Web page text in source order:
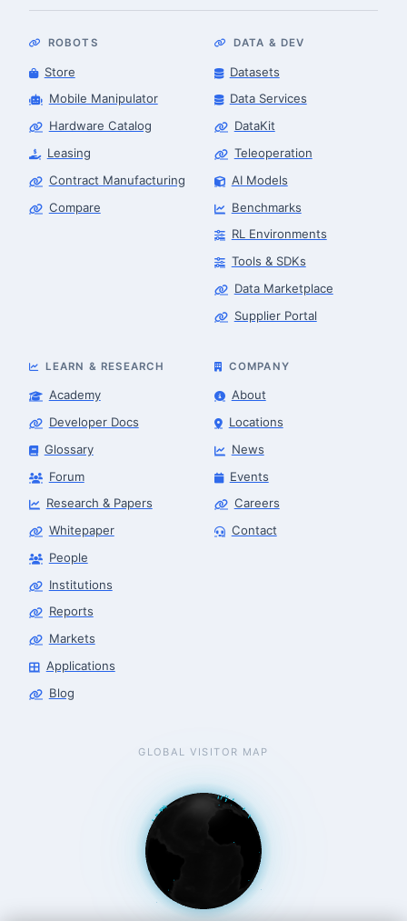
ROBOTS
Store
Mobile Manipulator
Hardware Catalog
Leasing
Contract Manufacturing
Compare
DATA & DEV
Datasets
Data Services
DataKit
Teleoperation
AI Models
Benchmarks
RL Environments
Tools & SDKs
Data Marketplace
Supplier Portal
LEARN & RESEARCH
Academy
Developer Docs
Glossary
Forum
Research & Papers
Whitepaper
People
Institutions
Reports
Markets
Applications
Blog
COMPANY
About
Locations
News
Events
Careers
Contact
GLOBAL VISITOR MAP
Robotics Advisor